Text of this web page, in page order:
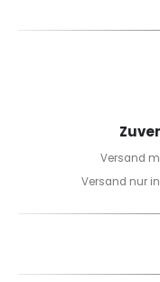
Versand
Versand nur